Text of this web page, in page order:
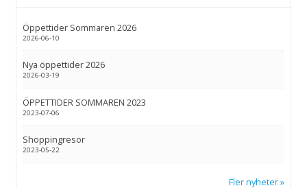
Öppettider Sommaren 2026
2026-06-10
Nya öppettider 2026
2026-03-19
ÖPPETTIDER SOMMAREN 2023
2023-07-06
Shoppingresor
2023-05-22
Fler nyheter